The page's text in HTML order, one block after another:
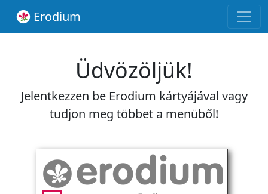
Erodium
Üdvözöljük!
Jelentkezzen be Erodium kártyájával vagy
tudjon meg többet a menüből!